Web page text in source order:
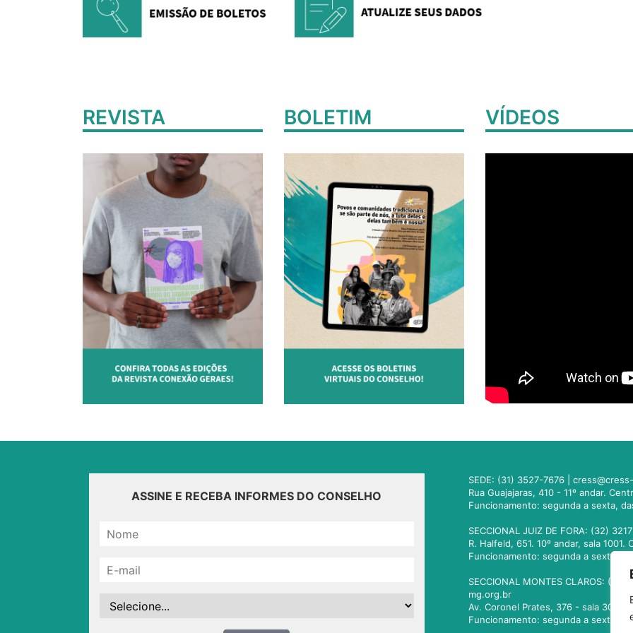
REVISTA BOLETIM VÍDEOS
ASSINE E RECEBA INFORMES DO CONSELHO
SEDE: (31) 3527-7676 |
Rua Guajajaras, 410 - 11º andar.
Funcionamento: segunda a sexta,
SECCIONAL JUIZ DE FORA: (32)
R. Halfeld, 651. 10º andar, sala
Funcionamento: segunda a sexta,
SECCIONAL MONTES CLAROS:
mg.org.br
Av. Coronel Prates, 376 - sala 301.
Funcionamento: segunda a sexta,